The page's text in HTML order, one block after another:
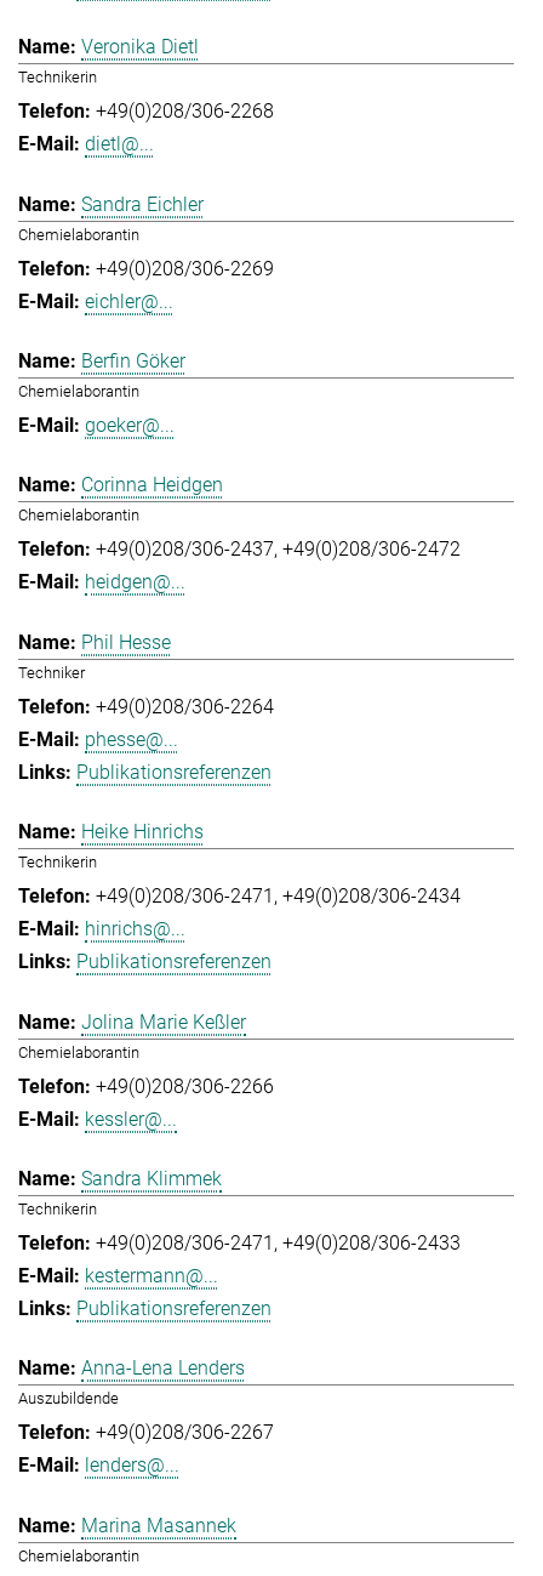
Veronika Dietl
Technikerin
+49(0)208/306-2268
dietl@...
Sandra Eichler
Chemielaborantin
+49(0)208/306-2269
eichler@...
Berfin Göker
Chemielaborantin
goeker@...
Corinna Heidgen
Chemielaborantin
+49(0)208/306-2437 +49(0)208/306-2472
heidgen@...
Phil Hesse
Techniker
+49(0)208/306-2264
phesse@...
Publikationsreferenzen
Heike Hinrichs
Technikerin
+49(0)208/306-2471 +49(0)208/306-2434
hinrichs@...
Publikationsreferenzen
Jolina Marie Keßler
Chemielaborantin
+49(0)208/306-2266
kessler@...
Sandra Klimmek
Technikerin
+49(0)208/306-2471 +49(0)208/306-2433
kestermann@...
Publikationsreferenzen
Anna-Lena Lenders
Auszubildende
+49(0)208/306-2267
lenders@...
Marina Masannek
Chemielaborantin